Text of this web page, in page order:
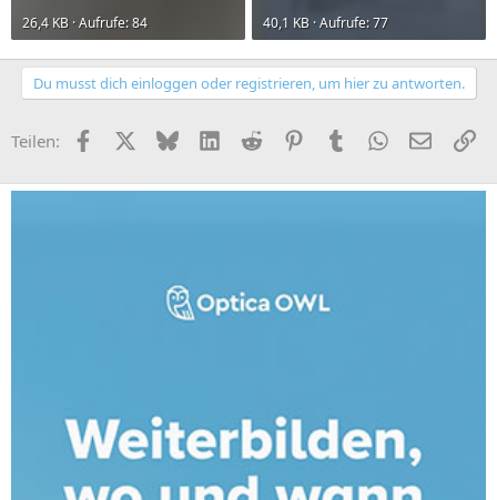
26,4 KB · Aufrufe: 84
40,1 KB · Aufrufe: 77
Du musst dich einloggen oder registrieren, um hier zu antworten.
Teilen: FacebookX (Twitter)
BlueskyLinkedIn
Reddit PinterestTumblr WhatsApp
E-Mail